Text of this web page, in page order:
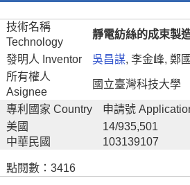
技術名稱
Technology
靜電紡絲的成束製
發明人 Inventor 吳昌謀, 李金峰, 鄭
所有權人
Asignee
國立臺灣科技大學
專利國家 Country 申請號
美國
14/935,501
中華民國
103139107
點閱數：3416